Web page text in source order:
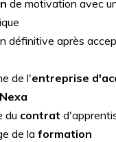
de motivation avec
définitive après
de l'entreprise
Nexa
du contrat
de la formation